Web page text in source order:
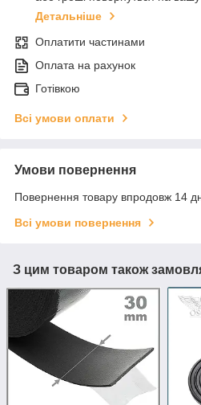
Детальніше
Оплатити частинами
Оплата на рахунок
Готівкою
Всі умови оплати
Умови повернення
Повернення товару впродовж 14
Всі умови повернення
З цим товаром також